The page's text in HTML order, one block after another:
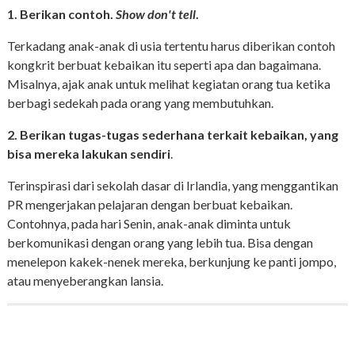
1. Berikan contoh. Show don't tell.
Terkadang anak-anak di usia tertentu harus diberikan contoh
kongkrit berbuat kebaikan itu seperti apa dan bagaimana.
Misalnya, ajak anak untuk melihat kegiatan orang tua ketika
berbagi sedekah pada orang yang membutuhkan.
2. Berikan tugas-tugas sederhana terkait kebaikan, yang
bisa mereka lakukan sendiri.
Terinspirasi dari sekolah dasar di Irlandia, yang menggantikan
PR mengerjakan pelajaran dengan berbuat kebaikan.
Contohnya, pada hari Senin, anak-anak diminta untuk
berkomunikasi dengan orang yang lebih tua. Bisa dengan
menelepon kakek-nenek mereka, berkunjung ke panti jompo,
atau menyeberangkan lansia.